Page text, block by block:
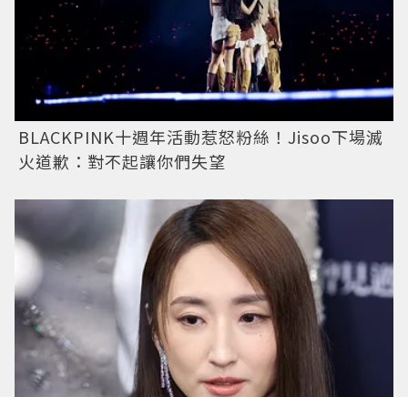
BLACKPINK十週年活動惹怒粉絲！Jisoo下場滅
火道歉：對不起讓你們失望